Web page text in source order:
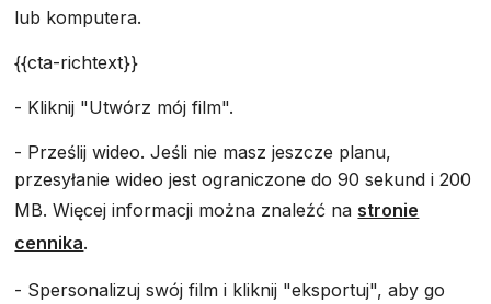
lub komputera.
{{cta-richtext}}
- Kliknij "Utwórz mój film".
- Prześlij wideo. Jeśli nie masz jeszcze planu,
przesyłanie wideo jest ograniczone do 90 sekund i 200
MB. Więcej informacji można znaleźć na stronie
cennika.
- Spersonalizuj swój film i kliknij "eksportuj", aby go